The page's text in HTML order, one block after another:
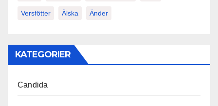
Versfötter Älska Änder
KATEGORIER
Candida